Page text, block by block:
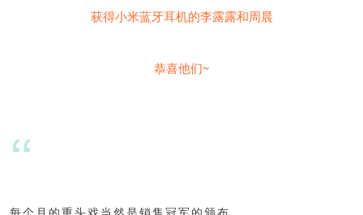
获得小米蓝牙耳机的李露露和周晨
恭喜他们~
“
每个月的重头戏当然是销售冠军的颁布